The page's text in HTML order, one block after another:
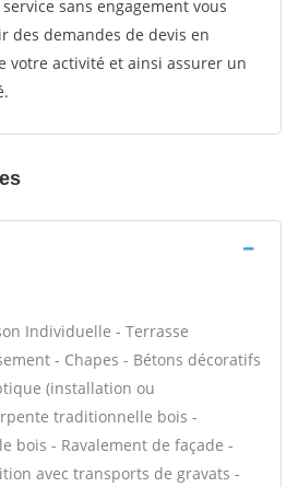
sans engagement vous
des demandes de devis en
votre activité et ainsi assurer un
Individuelle - Terrasse
- Chapes - Bétons décoratifs
(installation ou
traditionnelle bois -
bois - Ravalement de façade -
avec transports de gravats -